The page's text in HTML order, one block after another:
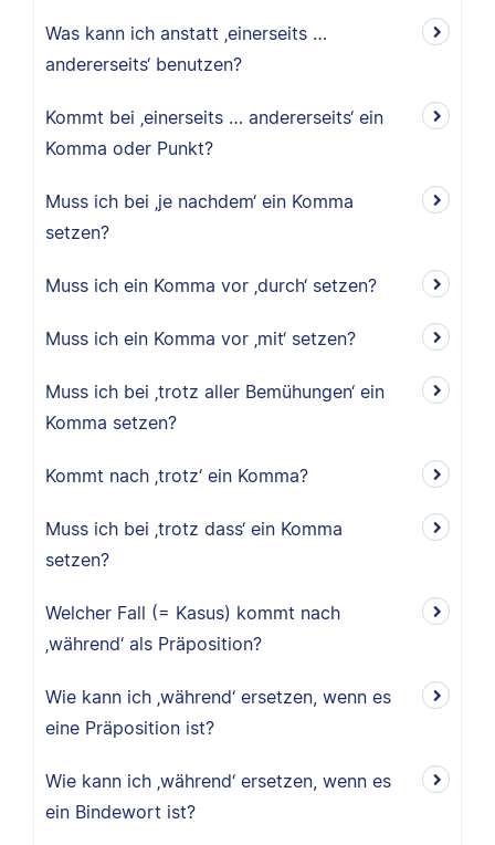
Was kann ich anstatt ‚einerseits …
andererseits‘ benutzen?
Kommt bei ‚einerseits … andererseits‘ ein
Komma oder Punkt?
Muss ich bei ‚je nachdem‘ ein Komma
setzen?
Muss ich ein Komma vor ‚durch‘ setzen?
Muss ich ein Komma vor ‚mit‘ setzen?
Muss ich bei ‚trotz aller Bemühungen‘ ein
Komma setzen?
Kommt nach ‚trotz‘ ein Komma?
Muss ich bei ‚trotz dass‘ ein Komma
setzen?
Welcher Fall (= Kasus) kommt nach
‚während‘ als Präposition?
Wie kann ich ‚während‘ ersetzen, wenn es
eine Präposition ist?
Wie kann ich ‚während‘ ersetzen, wenn es
ein Bindewort ist?